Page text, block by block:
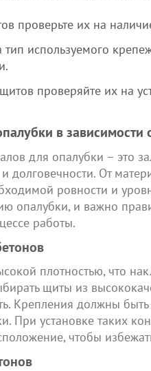
проверьте их на
используемого
проверяйте их на
в зависимости
для опалубки – это
долговечности. От
ровности и
опалубки, и важно
работы.
плотностью, что
щиты из
Крепления должны
При установке таких
чтобы